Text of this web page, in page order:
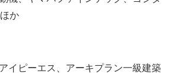
か
イピーエス、アーキプラン一級建築